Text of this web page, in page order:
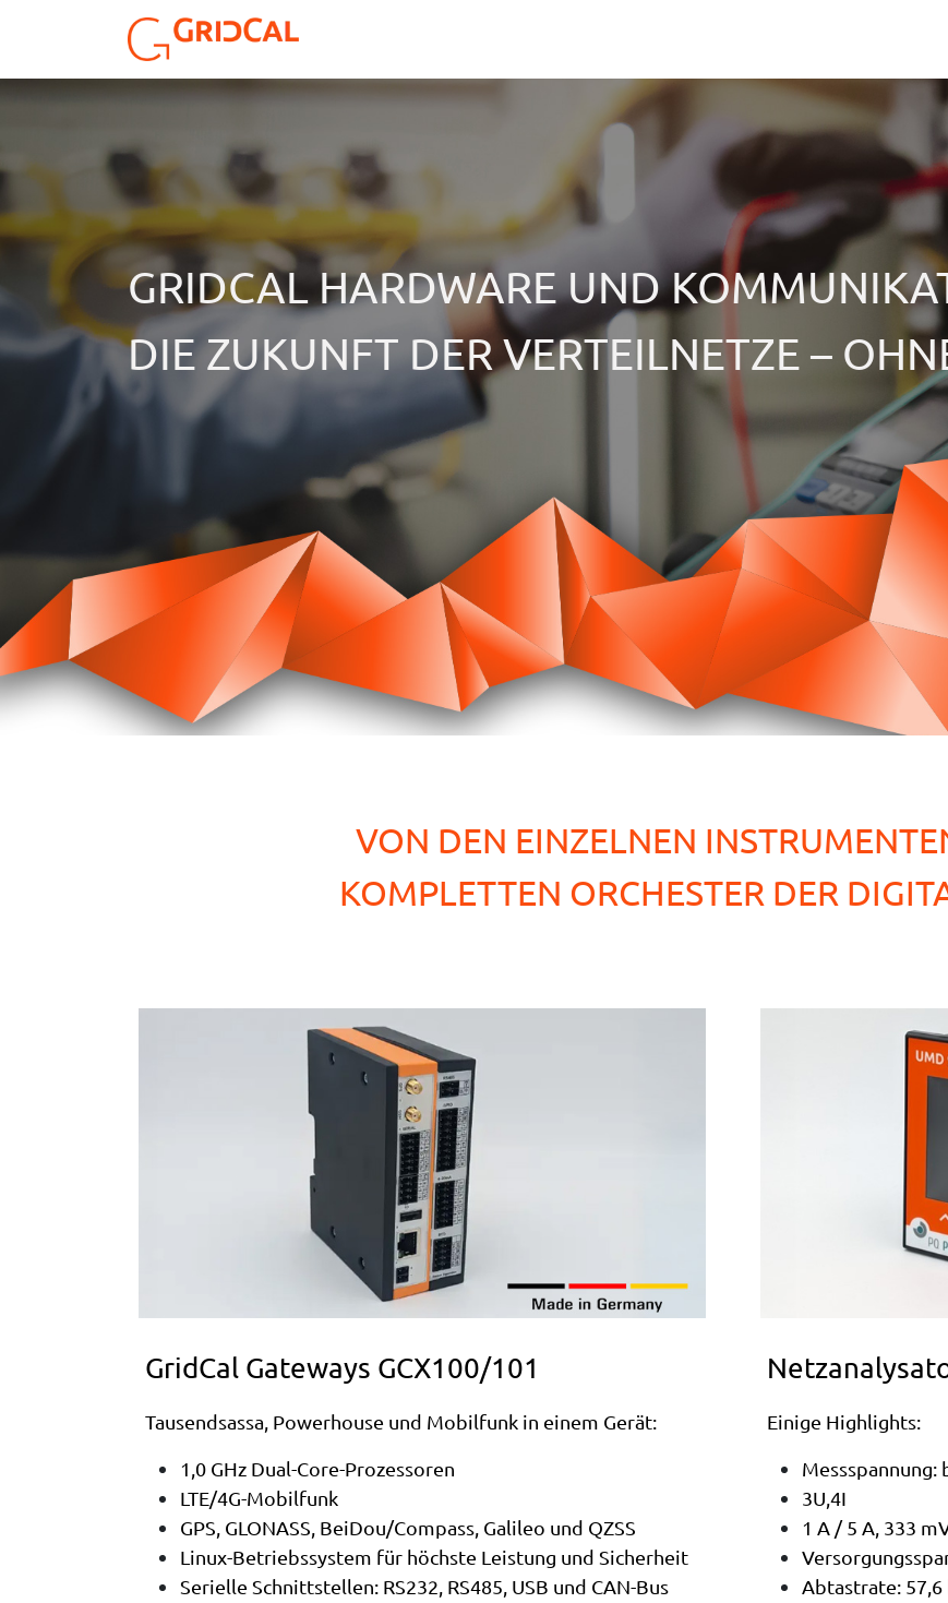
Zum Inhalt springen
GRIDCAL HARDWARE UND
DIE ZUKUNFT DER VERTEILNETZE –
VON DEN EINZELNEN
KOMPLETTEN ORCHESTER DER
GridCal Gateways GCX100/101
Tausendsassa, Powerhouse und Mobilfunk in einem Gerät:
1,0 GHz Dual-Core-Prozessoren
LTE/4G-Mobilfunk
GPS, GLONASS, BeiDou/Compass, Galileo und QZSS
Linux-Betriebssystem für höchste Leistung und Sicherheit
Serielle Schnittstellen: RS232, RS485, USB und CAN-Bus
Einige Highlights:
Messspannung:
3U,4I
1 A / 5 A, 333
Abtastrate: 57,6